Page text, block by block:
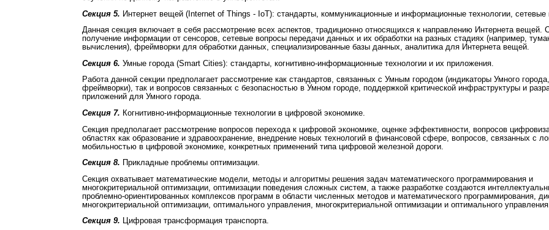
Секция 5. Интернет вещей (Internet of Things - IoT): стандарты, коммуникационные и информационные технологии, сетевые
Данная секция включает в себя рассмотрение всех аспектов, традиционно относящихся к направлению Интернета вещей.
получение информации от сенсоров, сетевые вопросы передачи данных и их обработки на разных стадиях (например,
вычисления), фреймворки для обработки данных, специализированные базы данных, аналитика для Интернета вещей.
Секция 6. Умные города (Smart Cities): стандарты, когнитивно-информационные технологии и их приложения.
Работа данной секции предполагает рассмотрение как стандартов, связанных с Умным городом (индикаторы Умного города,
фреймворки), так и вопросов связанных с безопасностью в Умном городе, поддержкой критической инфраструктуры и
приложений для Умного города.
Секция 7. Когнитивно-информационные технологии в цифровой экономике.
Секция предполагает рассмотрение вопросов перехода к цифровой экономике, оценке эффективности, вопросов
областях как образование и здравоохранение, внедрение новых технологий в финансовой сфере, вопросов, связанных с
мобильностью в цифровой экономике, конкретных применений типа цифровой железной дороги.
Секция 8.
Прикладные проблемы оптимизации.
Секция охватывает математические модели, методы и алгоритмы решения задач математического программирования и
многокритериальной оптимизации, оптимизации поведения сложных систем, а также разработке создаются
проблемно-ориентированных комплексов программ в области численных методов и математического программирования,
многокритериальной оптимизации, оптимального управления, многокритериальной оптимизации и оптимального управления.
Секция 9. Цифровая трансформация транспорта.